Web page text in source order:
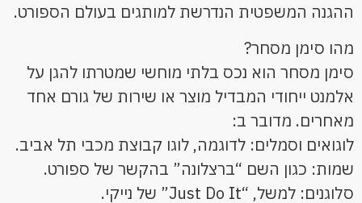
ההגנה המשפטית הנדרשת למותגים בעולם הספורט.
מהו סימן מסחר?
סימן מסחר הוא נכס בלתי מוחשי שמטרתו להגן על
אלמנט ייחודי המבדיל מוצר או שירות של גורם אחד
מאחרים. מדובר ב:
לוגואים וסמלים: לדוגמה, לוגו קבוצת מכבי תל אביב.
שמות: כגון השם “ברצלונה” בהקשר של ספורט.
סלוגנים: למשל, “Just Do It” של נייקי.